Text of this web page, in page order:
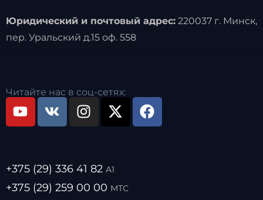
Юридический и почтовый адрес:220037 г. Минск,
пер. Уральский д.15 оф. 558
Читайте нас в соц-сетях:
+375 (29) 336 41 82 А1
+375 (29) 259 00 00 МТС